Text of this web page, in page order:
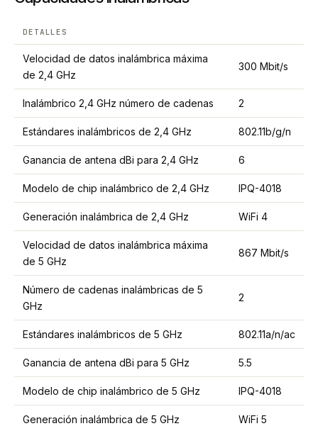
DETALLES
Velocidad de datos inalámbrica máxima
de 2,4 GHz
300 Mbit/s
Inalámbrico 2,4 GHz número de cadenas 2
Estándares inalámbricos de 2,4 GHz 802.11b/g/n
Ganancia de antena dBi para 2,4 GHz 6
Modelo de chip inalámbrico de 2,4 GHz IPQ-4018
Generación inalámbrica de 2,4 GHz WiFi 4
Velocidad de datos inalámbrica máxima
de 5 GHz
867 Mbit/s
Número de cadenas inalámbricas de 5
GHz
2
Estándares inalámbricos de 5 GHz 802.11a/n/ac
Ganancia de antena dBi para 5 GHz 5.5
Modelo de chip inalámbrico de 5 GHz IPQ-4018
Generación inalámbrica de 5 GHz WiFi 5